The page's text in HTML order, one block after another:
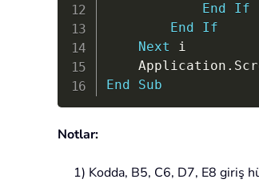
End
If
End
If
Next i
    Application
.
End
Sub
Notlar:
1) Kodda, B5, C6, D7, E8 giriş